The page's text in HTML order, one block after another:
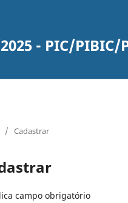
- PIC/PIBIC/
/ Cadastrar
campo obrigatório